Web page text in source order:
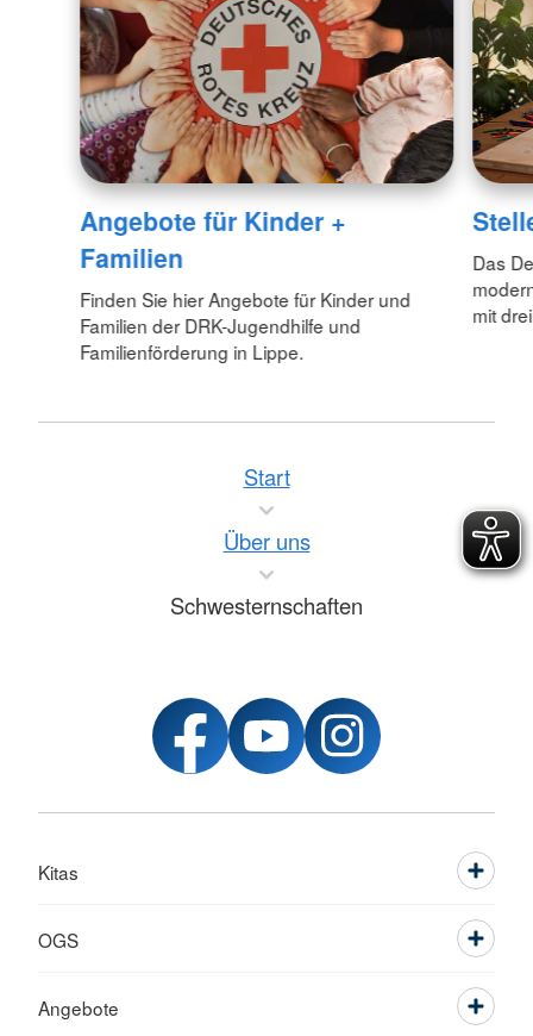
Angebote für Kinder +
Familien
Finden Sie hier Angebote für Kinder und
Familien der DRK-Jugendhilfe und
Familienförderung in Lippe.
Das
mit
Start
Über uns
Schwesternschaften
Kitas
OGS
Angebote